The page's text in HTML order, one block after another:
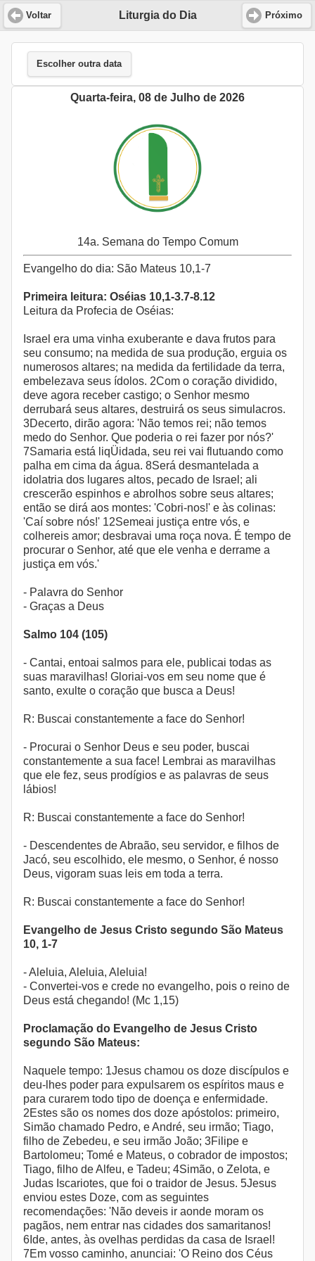
Liturgia do Dia
Voltar Próximo
Escolher outra data
Quarta-feira, 08 de Julho de 2026
14a. Semana do Tempo Comum
Evangelho do dia: São Mateus 10,1-7
Primeira leitura: Oséias 10,1-3.7-8.12
Leitura da Profecia de Oséias:
Israel era uma vinha exuberante e dava frutos para
seu consumo; na medida de sua produção, erguia os
numerosos altares; na medida da fertilidade da terra,
embelezava seus ídolos. 2Com o coração dividido,
deve agora receber castigo; o Senhor mesmo
derrubará seus altares, destruirá os seus simulacros.
3Decerto, dirão agora: 'Não temos rei; não temos
medo do Senhor. Que poderia o rei fazer por nós?'
7Samaria está liqÜidada, seu rei vai flutuando como
palha em cima da água. 8Será desmantelada a
idolatria dos lugares altos, pecado de Israel; ali
crescerão espinhos e abrolhos sobre seus altares;
então se dirá aos montes: 'Cobri-nos!' e às colinas:
'Caí sobre nós!' 12Semeai justiça entre vós, e
colhereis amor; desbravai uma roça nova. É tempo de
procurar o Senhor, até que ele venha e derrame a
justiça em vós.'
- Palavra do Senhor
- Graças a Deus
Salmo 104 (105)
- Cantai, entoai salmos para ele, publicai todas as
suas maravilhas! Gloriai-vos em seu nome que é
santo, exulte o coração que busca a Deus!
R: Buscai constantemente a face do Senhor!
- Procurai o Senhor Deus e seu poder, buscai
constantemente a sua face! Lembrai as maravilhas
que ele fez, seus prodígios e as palavras de seus
lábios!
R: Buscai constantemente a face do Senhor!
- Descendentes de Abraão, seu servidor, e filhos de
Jacó, seu escolhido, ele mesmo, o Senhor, é nosso
Deus, vigoram suas leis em toda a terra.
R: Buscai constantemente a face do Senhor!
Evangelho de Jesus Cristo segundo São Mateus
10, 1-7
- Aleluia, Aleluia, Aleluia!
- Convertei-vos e crede no evangelho, pois o reino de
Deus está chegando! (Mc 1,15)
Proclamação do Evangelho de Jesus Cristo
segundo São Mateus:
Naquele tempo: 1Jesus chamou os doze discípulos e
deu-lhes poder para expulsarem os espíritos maus e
para curarem todo tipo de doença e enfermidade.
2Estes são os nomes dos doze apóstolos: primeiro,
Simão chamado Pedro, e André, seu irmão; Tiago,
filho de Zebedeu, e seu irmão João; 3Filipe e
Bartolomeu; Tomé e Mateus, o cobrador de impostos;
Tiago, filho de Alfeu, e Tadeu; 4Simão, o Zelota, e
Judas Iscariotes, que foi o traidor de Jesus. 5Jesus
enviou estes Doze, com as seguintes
recomendações: 'Não deveis ir aonde moram os
pagãos, nem entrar nas cidades dos samaritanos!
6Ide, antes, às ovelhas perdidas da casa de Israel!
7Em vosso caminho, anunciai: 'O Reino dos Céus